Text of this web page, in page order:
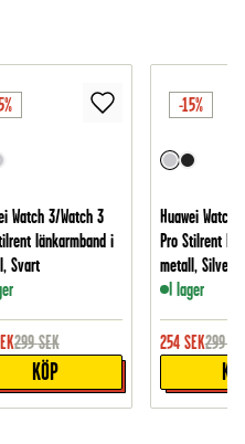
Watch 3/Watch 3
länkarmband i
Svart
299 SEK
KÖP
-15%
Huawei Watch
Pro Stilrent
metall, Silver
I lager
254 SEK299